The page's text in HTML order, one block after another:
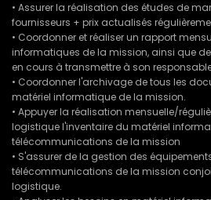
• Assurer la réalisation des études de
fournisseurs + prix actualisés
• Coordonner et réaliser un rapport
informatiques de la mission, ainsi que
en cours à transmettre à son
• Coordonner l'archivage de tous les
matériel informatique de la mission.
• Appuyer la réalisation mensuelle/
logistique l'inventaire du matériel
télécommunications de la mission
• S'assurer de la gestion des
télécommunications de la mission
logistique.